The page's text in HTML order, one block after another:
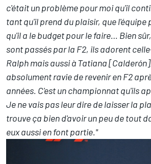
c'était un problème pour moi qu'il
tant qu'il prend du plaisir, que l'équipe
qu'il a le budget pour le faire… Bien
sont passés par la F2, ils adorent
Ralph mais aussi à Tatiana
absolument ravie de revenir en F2
années. C'est un championnat qu'ils
Je ne vais pas leur dire de laisser la
trouve ça bien d'avoir un peu de tout
eux aussi en font partie."